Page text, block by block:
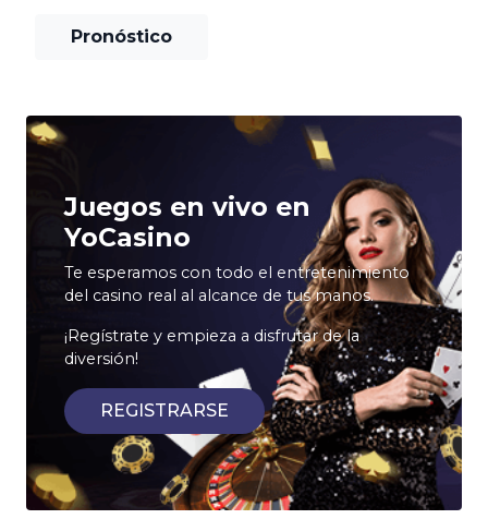
Pronóstico
Juegos en vivo en
YoCasino
Te esperamos con todo el entretenimiento
del casino real al alcance de tus manos.
¡Regístrate y empieza a disfrutar de la
diversión!
REGISTRARSE